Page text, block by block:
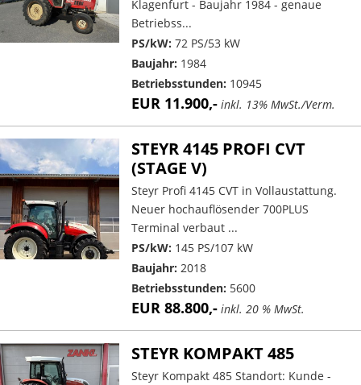
Klagenfurt - Baujahr 1984 - genaue
Betriebss...
PS/kW: 72 PS/53 kW
Baujahr: 1984
Betriebsstunden: 10945
EUR 11.900,- inkl. 13% MwSt./Verm.
STEYR 4145 PROFI CVT
(STAGE V)
Steyr Profi 4145 CVT in Vollaustattung.
Neuer hochauflösender 700PLUS
Terminal verbaut ...
PS/kW: 145 PS/107 kW
Baujahr: 2018
Betriebsstunden: 5600
EUR 88.800,- inkl. 20 % MwSt.
STEYR KOMPAKT 485
Steyr Kompakt 485 Standort: Kunde -